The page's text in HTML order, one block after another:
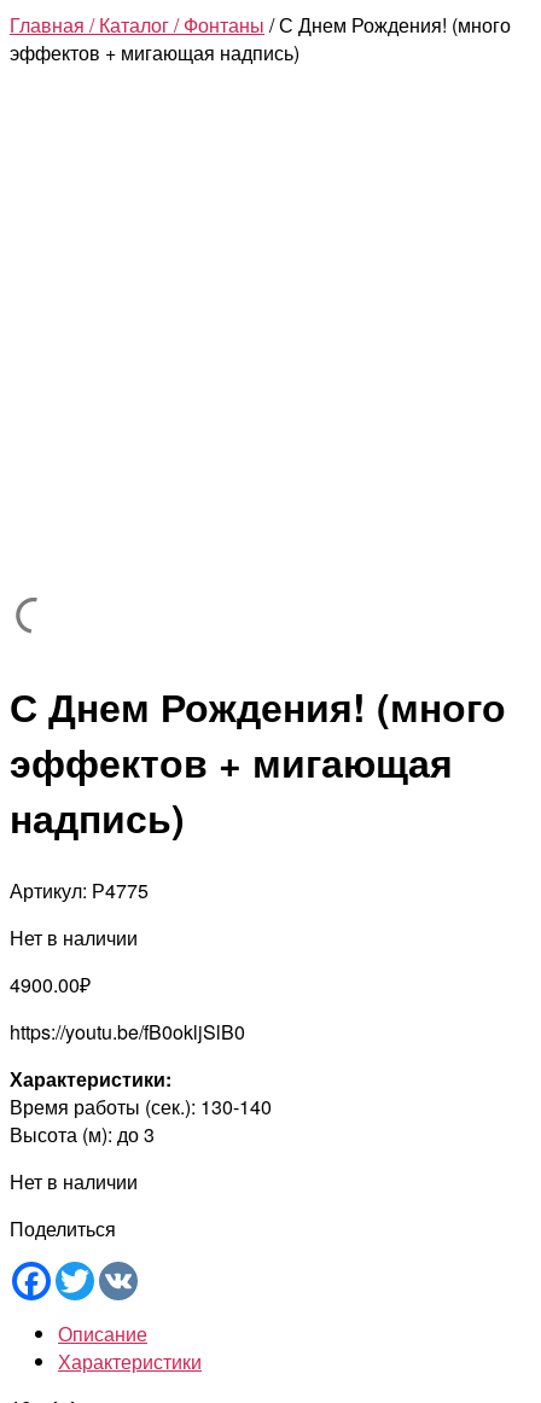
Главная /Каталог /Фонтаны / С Днем Рождения! (много
эффектов + мигающая надпись)
С Днем Рождения! (много
эффектов + мигающая
надпись)
Артикул: Р4775
Нет в наличии
4900.00₽
https://youtu.be/fB0okljSlB0
Характеристики:
Время работы (сек.): 130-140
Высота (м): до 3
Нет в наличии
Поделиться
Facebook
Twitter
Описание
Характеристики